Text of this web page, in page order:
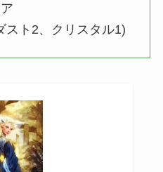
スト2、クリスタル1)